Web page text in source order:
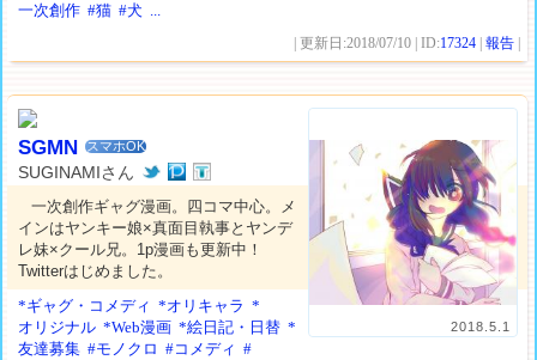
一次創作 #猫 #犬 ...
| 更新日:2018/07/10 | ID:17324 |報告
2018.5.1
SGMN スマホOK
SUGINAMIさん
一次創作ギャグ漫画。四コマ中心。メ
インはヤンキー娘×真面目執事とヤンデ
レ妹×クール兄。1p漫画も更新中！
Twitterはじめました。
*ギャグ・コメディ *オリキャラ *
オリジナル *Web漫画 *絵日記・日替 *
友達募集 #モノクロ #コメディ #